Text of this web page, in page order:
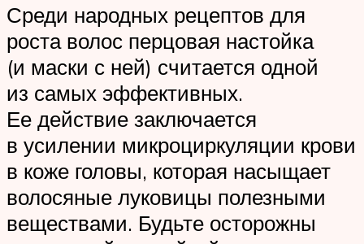
Среди народных рецептов для
роста волос перцовая настойка
(и маски с ней) считается одной
из самых эффективных.
Ее действие заключается
в усилении микроциркуляции крови
в коже головы, которая насыщает
волосяные луковицы полезными
веществами. Будьте осторожны